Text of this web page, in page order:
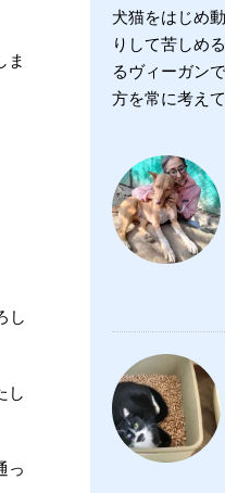
ま
し
し
っ
犬猫をはじめ
りして苦しめ
るヴィーガン
方を常に考えて